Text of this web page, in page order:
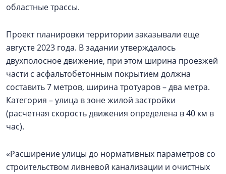
областные трассы.
Проект планировки территории заказывали еще
августе 2023 года. В задании утверждалось
двухполосное движение, при этом ширина проезжей
части с асфальтобетонным покрытием должна
составить 7 метров, ширина тротуаров – два метра.
Категория – улица в зоне жилой застройки
(расчетная скорость движения определена в 40 км в
час).
«Расширение улицы до нормативных параметров со
строительством ливневой канализации и очистных